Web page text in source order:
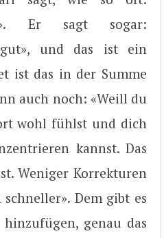
Er sagt sogar:
gut», und das ist ein
ist das in der Summe
auch noch: «Weill du
wohl fühlst und dich
kannst. Das
Weniger Korrekturen
Dem gibt es
genau das